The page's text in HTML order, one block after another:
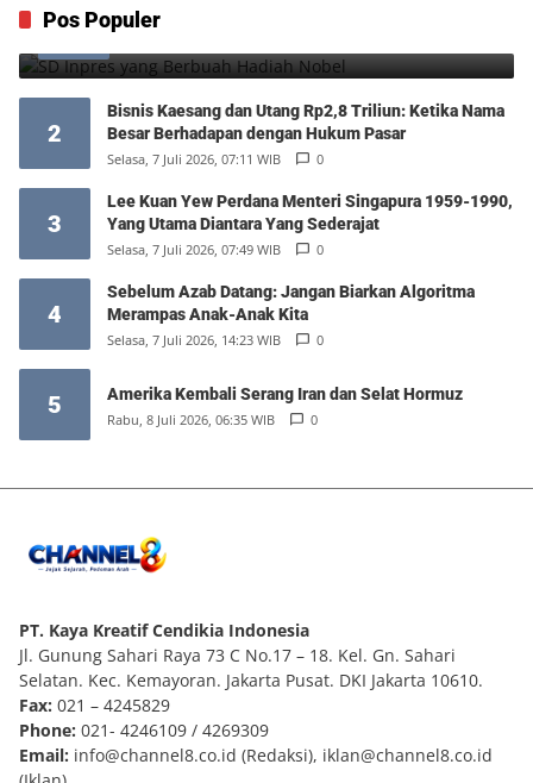
Pos Populer
1 SD Inpres yang Berbuah Hadiah Nobel
2
Bisnis Kaesang dan Utang Rp2,8 Triliun: Ketika Nama
Besar Berhadapan dengan Hukum Pasar
Selasa, 7 Juli 2026, 07:11 WIB 0
3
Lee Kuan Yew Perdana Menteri Singapura 1959-1990,
Yang Utama Diantara Yang Sederajat
Selasa, 7 Juli 2026, 07:49 WIB 0
4
Sebelum Azab Datang: Jangan Biarkan Algoritma
Merampas Anak-Anak Kita
Selasa, 7 Juli 2026, 14:23 WIB 0
5 Amerika Kembali Serang Iran dan Selat Hormuz
Rabu, 8 Juli 2026, 06:35 WIB 0
PT. Kaya Kreatif Cendikia Indonesia
Jl. Gunung Sahari Raya 73 C No.17 – 18. Kel. Gn. Sahari
Selatan. Kec. Kemayoran. Jakarta Pusat. DKI Jakarta 10610.
Fax: 021 – 4245829
Phone: 021- 4246109 / 4269309
Email: info@channel8.co.id (Redaksi), iklan@channel8.co.id